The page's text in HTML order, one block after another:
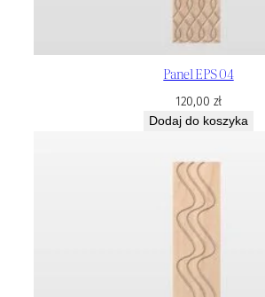
Panel EPS 04
120,00 zł
Dodaj do koszyka